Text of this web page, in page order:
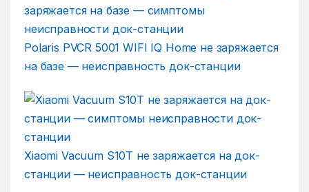
Polaris PVCR 5001 WIFI IQ Home не заряжается
на базе — неисправность док-станции
Xiaomi Vacuum S10T не заряжается на док-
станции — неисправность док-станции